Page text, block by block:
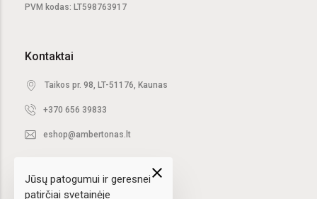
Jūsų patogumui ir geresnei
patirčiai svetainėje
close
PVM kodas: LT598763917
Kontaktai
Taikos pr. 98, LT-51176, Kaunas
+370 656 39833
eshop@ambertonas.lt